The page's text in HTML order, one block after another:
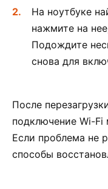
На ноутбуке
нажмите на
Подождите
снова для
После
подключение Wi-Fi
Если проблема не
способы